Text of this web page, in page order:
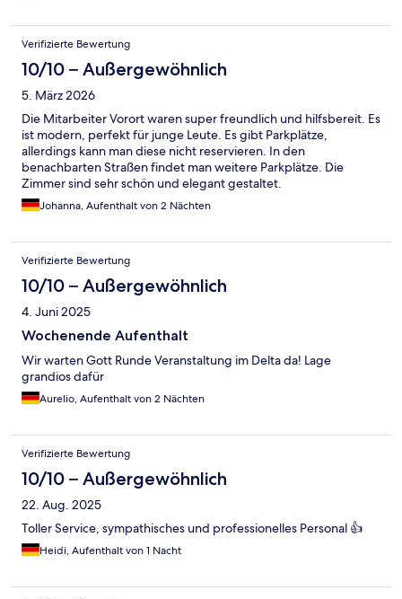
Verifizierte Bewertung
10/10 – Außergewöhnlich
5. März 2026
Die Mitarbeiter Vorort waren super freundlich und hilfsbereit. Es
ist modern, perfekt für junge Leute. Es gibt Parkplätze,
allerdings kann man diese nicht reservieren. In den
benachbarten Straßen findet man weitere Parkplätze. Die
Zimmer sind sehr schön und elegant gestaltet.
Johanna, Aufenthalt von 2 Nächten
Verifizierte Bewertung
10/10 – Außergewöhnlich
4. Juni 2025
Wochenende Aufenthalt
Wir warten Gott Runde Veranstaltung im Delta da! Lage
grandios dafür
Aurelio, Aufenthalt von 2 Nächten
Verifizierte Bewertung
10/10 – Außergewöhnlich
22. Aug. 2025
Toller Service, sympathisches und professionelles Personal 👍
Heidi, Aufenthalt von 1 Nacht